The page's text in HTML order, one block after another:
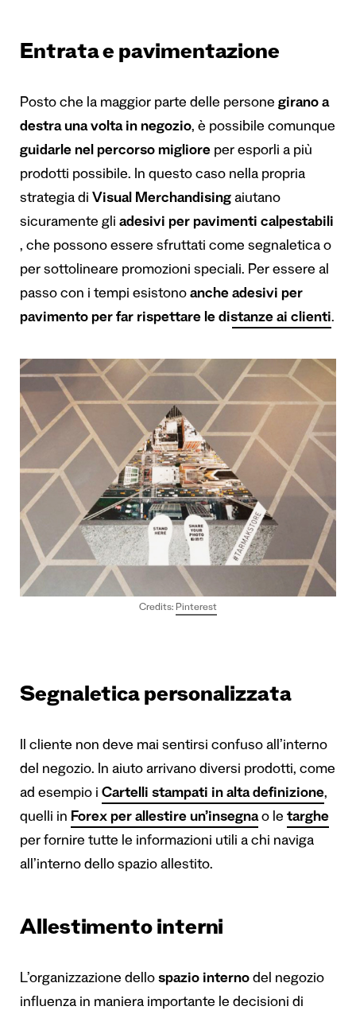
Entrata e pavimentazione
Posto che la maggior parte delle persone girano a
destra una volta in negozio, è possibile comunque
guidarle nel percorso migliore per esporli a più
prodotti possibile. In questo caso nella propria
strategia di Visual Merchandising aiutano
sicuramente gli adesivi per pavimenti calpestabili
, che possono essere sfruttati come segnaletica o
per sottolineare promozioni speciali. Per essere al
passo con i tempi esistono anche adesivi per
pavimento per far rispettare le distanze ai clienti.
Credits: Pinterest
Segnaletica personalizzata
Il cliente non deve mai sentirsi confuso all’interno
del negozio. In aiuto arrivano diversi prodotti, come
ad esempio i Cartelli stampati in alta definizione,
quelli in Forex per allestire un’insegnao le targhe
per fornire tutte le informazioni utili a chi naviga
all’interno dello spazio allestito.
Allestimento interni
L’organizzazione dello spazio interno del negozio
influenza in maniera importante le decisioni di